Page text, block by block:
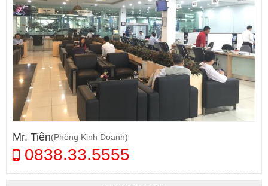
Mr. Tiên(Phòng Kinh Doanh)
0838.33.5555